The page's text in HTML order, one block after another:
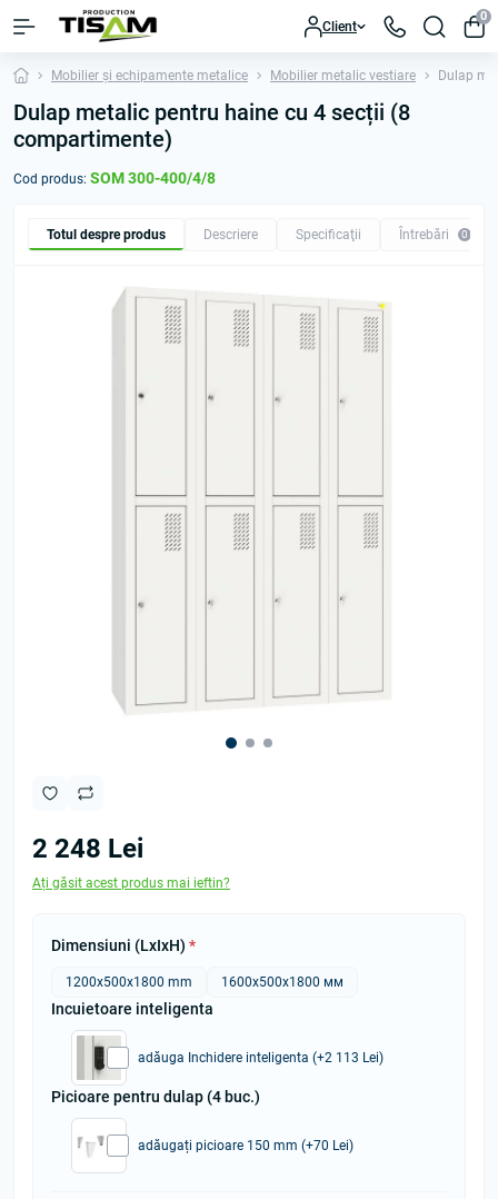
Client
0
Mobilier și echipamente metalice Mobilier metalic vestiare Dulap
Dulap metalic pentru haine cu 4 secții (8
compartimente)
Cod produs: SOM 300-400/4/8
Totul despre produs Descriere Specificaţii Întrebări 0
2 248 Lei
Ați găsit acest produs mai ieftin?
Dimensiuni (LxIxH) *
1200x500x1800 mm 1600x500x1800 мм
Incuietoare inteligenta
adăuga Inchidere inteligenta (+2 113 Lei)
Picioare pentru dulap (4 buc.)
adăugați picioare 150 mm (+70 Lei)